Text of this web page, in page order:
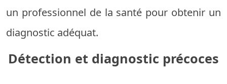
un professionnel de la santé pour obtenir un
diagnostic adéquat.
Détection et diagnostic précoces